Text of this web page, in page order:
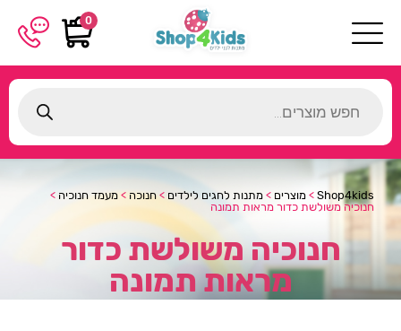
0
search
Shop4kids
> מוצרים > מתנות לחגים לילדים > חנוכה > מעמד חנוכיה >
חנוכיה משולשת כדור מראות תמונה
חנוכיה משולשת כדור
מראות תמונה